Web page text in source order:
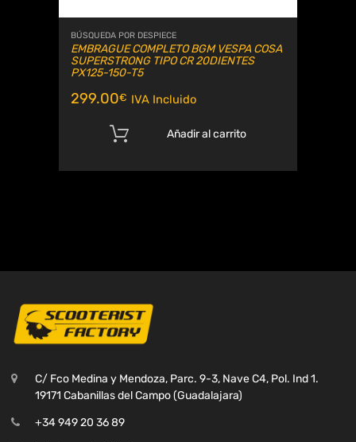
BÚSQUEDA POR DESPIECE
EMBRAGUE COMPLETO BGM VESPA COSA
SUPERSTRONG TIPO CR 20DIENTES
PX125-150-T5
299.00€ IVA Incluido
Añadir al carrito
C/ Fco Medina y Mendoza, Parc. 9-3, Nave C4, Pol. Ind 1.
19171 Cabanillas del Campo (Guadalajara)
+34 949 20 36 89